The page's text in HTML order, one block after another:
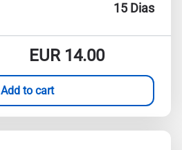
15 Dias
EUR14.00
Add to cart